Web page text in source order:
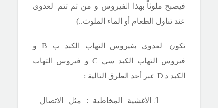
فيصبح ملوثاً بهذا الفيروس و من ثم تتم العدوى
عند تناول الطعام أو الماء الملوث..)
تكون العدوى بفيروس التهاب الكبد ب Bو
فيروس التهاب الكبد سي C و فيروس التهاب
الكبد د D عبر أحد الطرق التالية :
الأغشية المخاطية : مثل الاتصال